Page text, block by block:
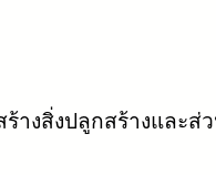
างสิ่งปลูกสร้างและ